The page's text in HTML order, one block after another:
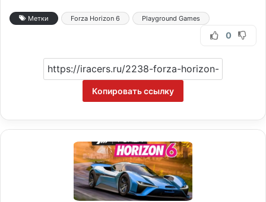
Метки Forza Horizon 6 Playground Games
0
Копировать ссылку